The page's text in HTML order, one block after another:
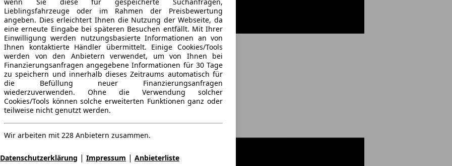
Lieblingsfahrzeuge oder im Rahmen der Preisbewertung
angeben. Dies erleichtert Ihnen die Nutzung der Webseite, da
eine erneute Eingabe bei späteren Besuchen entfällt. Mit Ihrer
Einwilligung werden nutzungsbasierte Informationen an von
Ihnen kontaktierte Händler übermittelt. Einige Cookies/Tools
werden von den Anbietern verwendet, um von Ihnen bei
Finanzierungsanfragen angegebene Informationen für 30 Tage
zu speichern und innerhalb dieses Zeitraums automatisch für
die Befüllung neuer Finanzierungsanfragen
wiederzuverwenden. Ohne die Verwendung solcher
Cookies/Tools können solche erweiterten Funktionen ganz oder
teilweise nicht genutzt werden.
Wir arbeiten mit 228 Anbietern zusammen.
Datenschutzerklärung | Impressum | Anbieterliste